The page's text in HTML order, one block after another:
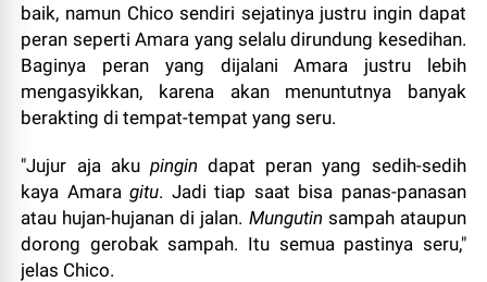
baik, namun Chico sendiri sejatinya justru ingin dapat
peran seperti Amara yang selalu dirundung kesedihan.
Baginya peran yang dijalani Amara justru lebih
mengasyikkan, karena akan menuntutnya banyak
berakting di tempat-tempat yang seru.
"Jujur aja aku pingin dapat peran yang sedih-sedih
kaya Amaragitu. Jadi tiap saat bisa panas-panasan
atau hujan-hujanan di jalan. Mungutin sampah ataupun
dorong gerobak sampah. Itu semua pastinya seru,"
jelas Chico.